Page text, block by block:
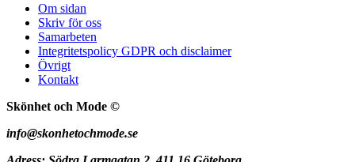
Om sidan
Skriv för oss
Samarbeten
Integritetspolicy GDPR och disclaimer
Övrigt
Kontakt
Skönhet och Mode ©
info@skonhetochmode.se